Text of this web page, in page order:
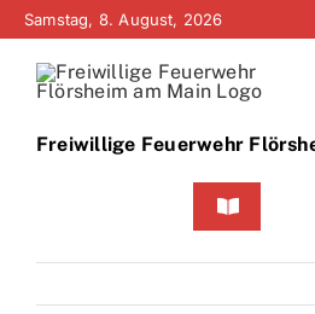
Zum
springen
Samstag, 8. August, 2026
Freiwillige Feuerwehr
Toggle
Home